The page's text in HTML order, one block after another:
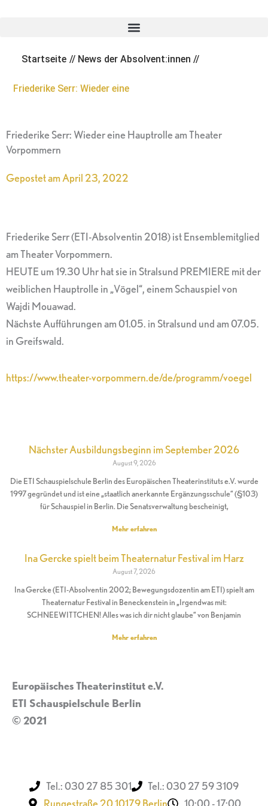
Startseite // News der Absolvent:innen //
Friederike Serr: Wieder eine
Friederike Serr: Wieder eine Hauptrolle am Theater
Vorpommern
Gepostet amApril 23, 2022
Friederike Serr (ETI-Absolventin 2018) ist Ensemblemitglied
am Theater Vorpommern.
HEUTE um 19.30 Uhr hat sie in Stralsund PREMIERE mit der
weiblichen Hauptrolle in „Vögel“, einem Schauspiel von
Wajdi Mouawad.
Nächste Aufführungen am 01.05. in Stralsund und am 07.05.
in Greifswald.
https://www.theater-vorpommern.de/de/programm/voegel
Nächster Ausbildungsbeginn im September 2026
August 9, 2026
Die ETI Schauspielschule Berlin des Europäischen Theaterinstituts e.V. wurde
1997 gegründet und ist eine „staatlich anerkannte Ergänzungsschule“ (§103)
für Schauspiel in Berlin. Die Senatsverwaltung bescheinigt,
Mehr erfahren
Ina Gercke spielt beim Theaternatur Festival im Harz
August 7, 2026
Ina Gercke (ETI-Absolventin 2002; Bewegungsdozentin am ETI) spielt am
Theaternatur Festival in Beneckenstein in „Irgendwas mit:
SCHNEEWITTCHEN! Alles was ich dir nicht glaube“ von Benjamin
Mehr erfahren
Europäisches Theaterinstitut e.V.
ETI Schauspielschule Berlin
© 2021
Tel.: 030 27 85 301
Tel.: 030 27 59 3109
Rungestraße 20 10179 Berlin
10:00 - 17:00